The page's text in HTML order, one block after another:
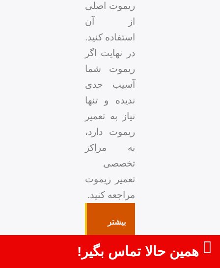
ریموت اصلی
از آن
استفاده کنید.
در نهایت اگر
ریموت شما
آسیب جدی
ندیده و تنها
نیاز به تعمیر
ریموت دارد،
به مراکز
تخصصی
تعمیر ریموت
مراجعه کنید.
بیشتر
ساخت
همین حالا تماس بگیر!